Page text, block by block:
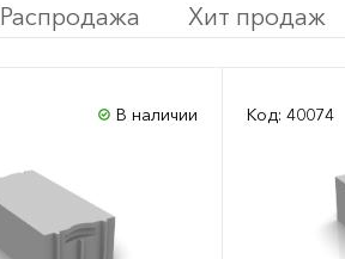
Распродажа Хит продаж
В наличии Код: 40074